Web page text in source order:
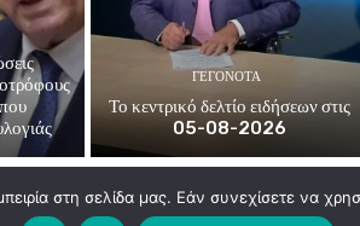
ΓΕΓΟΝΟΤΑ
Το κεντρικό δελτίο ειδήσεων στις
05-08-2026
στη σελίδα μας. Εάν συνεχίσετε να